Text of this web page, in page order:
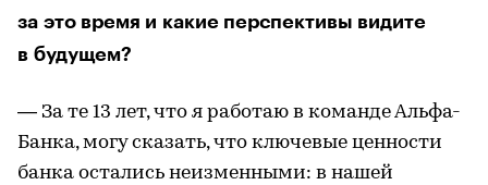
за это время и какие перспективы видите
в будущем?
— За те 13 лет, что я работаю в команде Альфа-
Банка, могу сказать, что ключевые ценности
банка остались неизменными: в нашей